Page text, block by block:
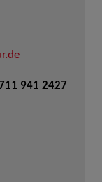
941 2427